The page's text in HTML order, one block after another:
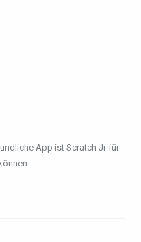
App ist Scratch Jr für